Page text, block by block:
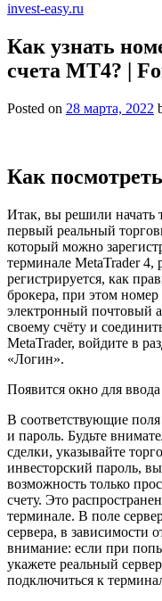
invest-easy.ru
Как узнать
счета MT4? |
Posted on 28 марта, 2022
Как
Итак, вы решили начать
первый реальный
который можно
терминале MetaTrader 4,
регистрируется, как
брокера, при этом
электронный почтовый
своему счёту и
MetaTrader, войдите в
«Логин».
Появится окно для
В соответствующие
и пароль. Будьте
сделки, указывайте
инвесторский пароль,
возможность только
счету. Это
терминале. В поле
сервера, в зависимости
внимание: если при
укажете реальный
подключиться к